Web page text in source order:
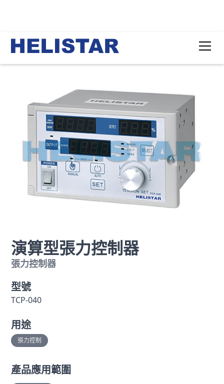
首頁 產品 演算型張力控制器
演算型張力控制器
張力控制器
型號
TCP-040
用途
張力控制
產品應用範圍